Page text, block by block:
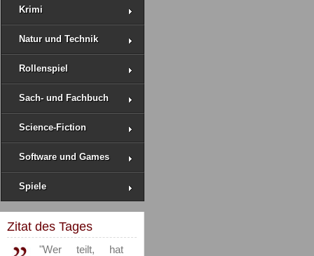
Krimi
Natur und Technik
Rollenspiel
Sach- und Fachbuch
Science-Fiction
Software und Games
Spiele
Zitat des Tages
"Wer teilt, hat